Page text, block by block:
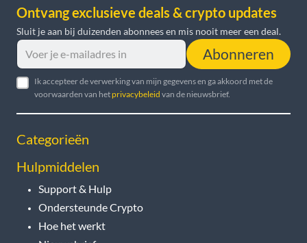
Ontvang exclusieve deals & crypto updates
Sluit je aan bij duizenden abonnees en mis nooit meer een deal.
Abonneren
Ik accepteer de verwerking van mijn gegevens en ga akkoord met de
voorwaarden van hetprivacybeleid van de nieuwsbrief.
Categorieën
Hulpmiddelen
Support & Hulp
Ondersteunde Crypto
Hoe het werkt